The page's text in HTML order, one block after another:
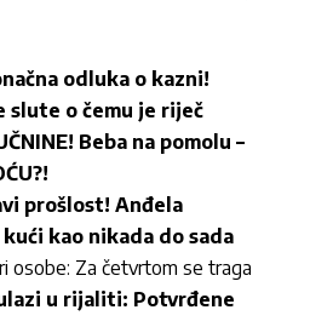
odluka o kazni!
slute o čemu je riječ
Beba na pomolu –
prošlost! Anđela
kao nikada do sada
osobe: Za četvrtom se traga
u rijaliti: Potvrđene